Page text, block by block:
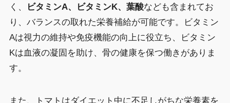
く、
ビタミンA、ビタミンK、葉酸なども含まれてお
り、バランスの取れた栄養補給が可能です。ビタミン
Aは視力の維持や免疫機能の向上に役立ち、ビタミン
Kは血液の凝固を助け、骨の健康を保つ働きがありま
す。
また、トマトはダイエット中に不足しがちな栄養素を